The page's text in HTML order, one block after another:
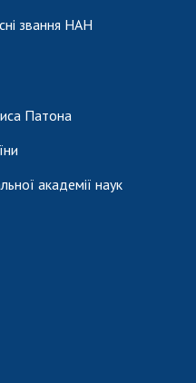
звання НАН
Патона
академії наук